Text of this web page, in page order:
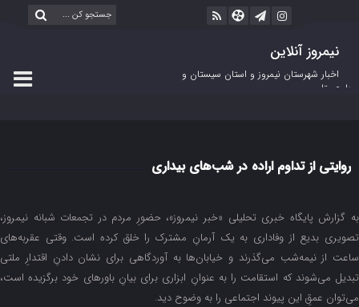
نیمروز آنلاین
اخبار شهرستان نیمروز و استان سیستان و
بلوچستان
روایتی از تداوم اراده در شب‌های بیداری
به گزارش پایگاه خبری تحلیلی «خبر نیمروز»، حضورِ مردم در تجمعات شبانه نیمروز،
تصویری بدیع از وفاداری به یک آرمانِ مشترک را خلق کرده است. وقتی عقربه‌های
ساعت از نیمه‌شب می‌گذرند و خیابان‌ها به آوردگاهی برای نشان دادنِ اقتدارِ ملتی
تبدیل می‌شوند که استقامت را به عنوانِ ابزاری برای بیانِ باورهای خود برگزیده است،
می‌توان عمقِ این پیوند اجتماعی را به وضوح دید.